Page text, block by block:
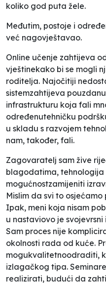
koliko god puta žele.
Međutim, postoje i
već nagovještavao.
Online učenje zahtijeva
vještinekako bi se mogli
roditelja. Najočitiji
sistemzahtijeva
infrastrukturu koja fali
određenutehničku
u skladu s razvojem
nam, također, fali.
Zagovaratelj sam žive
blagodatima, tehnologija
mogućnostzamijeniti
Mislim da svi to osjećamo
Ipak, meni koja nisam
u nastaviovo je
Sam proces nije
okolnosti rada od kuće.
mogukvalitetnoodraditi,
izlagačkog tipa.
realizirati, budući da